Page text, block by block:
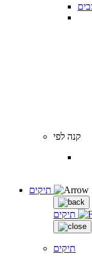
קנה לפי
תיקים
תיקים